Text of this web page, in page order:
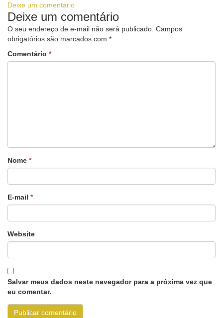
Deixe um comentário
Deixe um comentário
O seu endereço de e-mail não será publicado. Campos
obrigatórios são marcados com *
Comentário *
Nome *
E-mail *
Website
Salvar meus dados neste navegador para a próxima vez que
eu comentar.